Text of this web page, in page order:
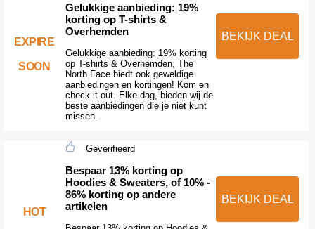
EXPIRE
SOON
Gelukkige aanbieding: 19%
korting op T-shirts &
Overhemden
Gelukkige aanbieding: 19% korting
op T-shirts & Overhemden, The
North Face biedt ook geweldige
aanbiedingen en kortingen! Kom en
check it out. Elke dag, bieden wij de
beste aanbiedingen die je niet kunt
missen.
BEKIJK DEAL
HOT
Geverifieerd
Bespaar 13% korting op
Hoodies & Sweaters, of 10% -
86% korting op andere
artikelen
BEKIJK DEAL